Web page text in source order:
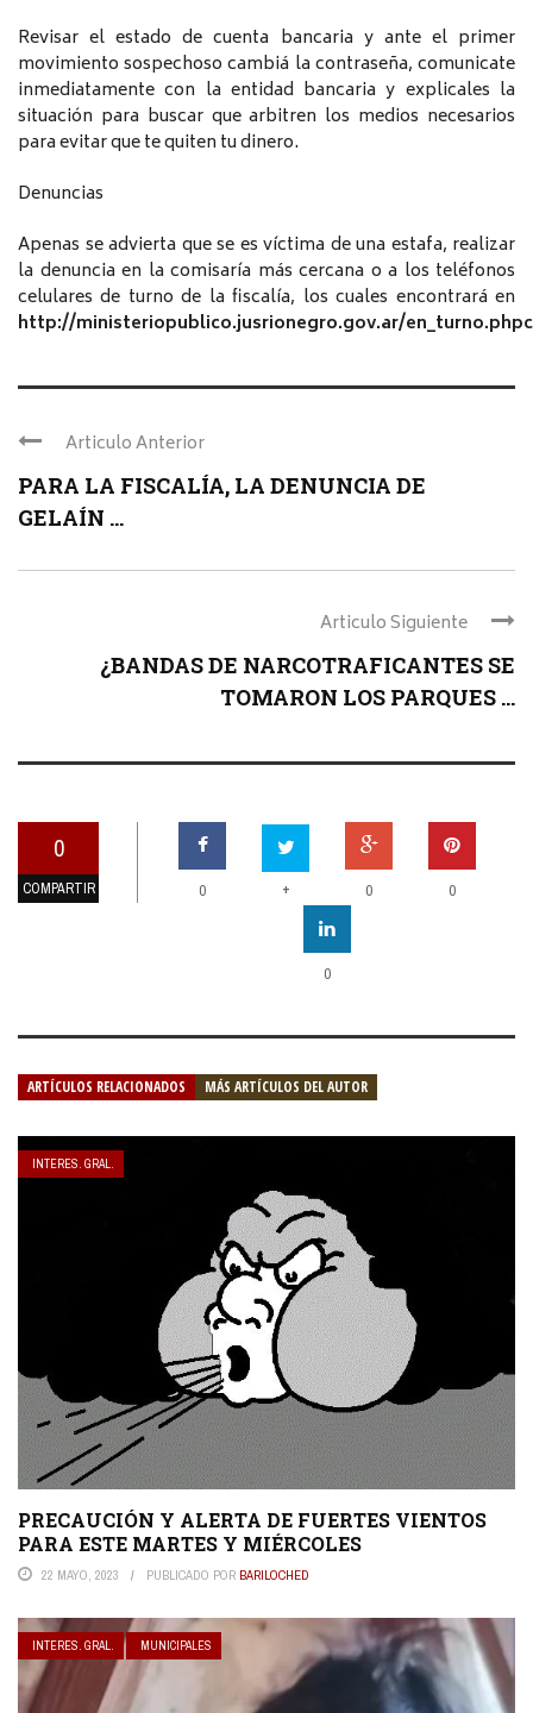
Revisar el estado de cuenta bancaria y ante el primer
movimiento sospechoso cambiá la contraseña, comunicate
inmediatamente con la entidad bancaria y explicales la
situación para buscar que arbitren los medios necesarios
para evitar que te quiten tu dinero.
Denuncias
Apenas se advierta que se es víctima de una estafa, realizar
la denuncia en la comisaría más cercana o a los teléfonos
celulares de turno de la fiscalía, los cuales encontrará en
http://ministeriopublico.jusrionegro.gov.ar/en_turno.phpc
Articulo Anterior
PARA LA FISCALÍA, LA DENUNCIA DE
GELAÍN ...
Articulo Siguiente
¿BANDAS DE NARCOTRAFICANTES SE
TOMARON LOS PARQUES ...
0
COMPARTIR 0 + 0 0
0
ARTÍCULOS RELACIONADOS MÁS ARTÍCULOS DEL AUTOR
INTERES. GRAL.
PRECAUCIÓN Y ALERTA DE FUERTES VIENTOS
PARA ESTE MARTES Y MIÉRCOLES
22 MAYO, 2023 PUBLICADO POR BARILOCHED
INTERES. GRAL. MUNICIPALES